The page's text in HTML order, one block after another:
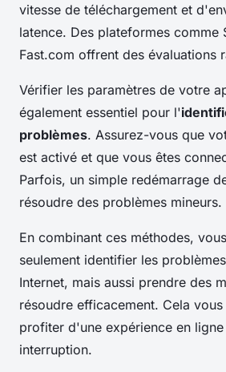
vitesse de téléchargement et
latence. Des plateformes comme
Fast.com offrent des évaluations
Vérifier les paramètres de votre
également essentiel pour l'
problèmes. Assurez-vous que
est activé et que vous êtes
Parfois, un simple redémarrage
résoudre des problèmes mineurs.
En combinant ces méthodes,
seulement identifier les
Internet, mais aussi prendre des
résoudre efficacement. Cela
profiter d'une expérience en
interruption.